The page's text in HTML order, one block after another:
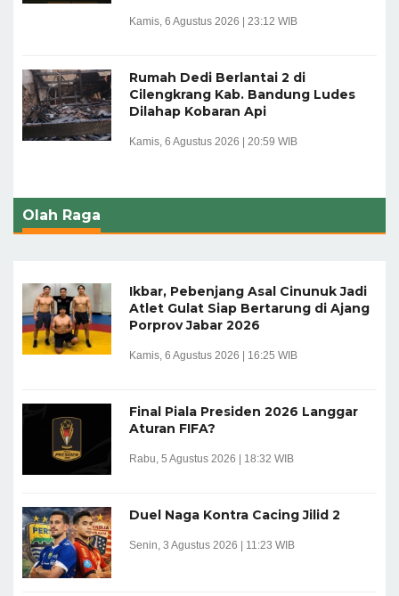
Kamis, 6 Agustus 2026 | 23:12 WIB
Rumah Dedi Berlantai 2 di
Cilengkrang Kab. Bandung Ludes
Dilahap Kobaran Api
Kamis, 6 Agustus 2026 | 20:59 WIB
Olah Raga
Ikbar, Pebenjang Asal Cinunuk Jadi
Atlet Gulat Siap Bertarung di Ajang
Porprov Jabar 2026
Kamis, 6 Agustus 2026 | 16:25 WIB
Final Piala Presiden 2026 Langgar
Aturan FIFA?
Rabu, 5 Agustus 2026 | 18:32 WIB
Duel Naga Kontra Cacing Jilid 2
Senin, 3 Agustus 2026 | 11:23 WIB